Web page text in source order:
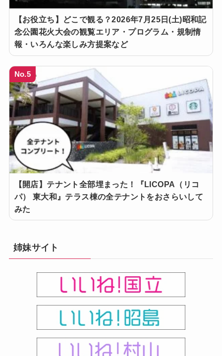
【お役立ち】どこで観る？2026年7月25日(土)昭和記
念公園花火大会の観覧エリア・プログラム・規制情
報・いろんな楽しみ方提案など
No.5
【開店】テナント全部埋まった！『LICOPA（リコ
パ） 東大和』テラス棟の全テナントをおさらいして
みた
姉妹サイト